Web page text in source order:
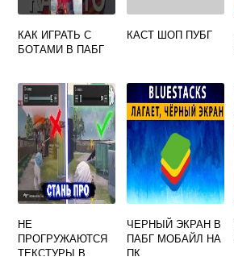
КАК ИГРАТЬ С
БОТАМИ В ПАБГ
КАСТ ШОП ПУБГ
НЕ
ПРОГРУЖАЮТСЯ
ТЕКСТУРЫ В
ЧЕРНЫЙ ЭКРАН В
ПАБГ МОБАЙЛ НА
ПК